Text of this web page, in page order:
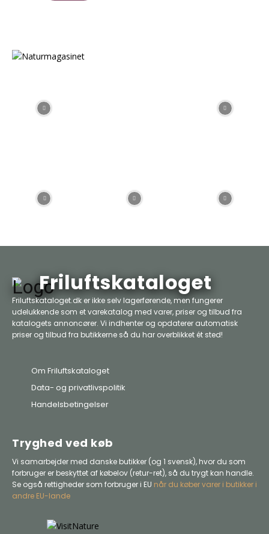
Friluftskataloget
Friluftskataloget.dk er ikke selv lagerførende, men fungerer
udelukkende som et varekatalog med varer, priser og tilbud fra
katalogets annoncører. Vi indhenter og opdaterer automatisk
priser og tilbud fra butikkerne så du har overblikket ét sted!
Om Friluftskataloget
Data- og privatlivspolitik
Handelsbetingelser
Tryghed ved køb
Vi samarbejder med danske butikker (og 1 svensk), hvor du som
forbruger er beskyttet af købelov (retur-ret), så du trygt kan handle.
Se også rettigheder som forbruger i EU når du køber varer i butikker i
andre EU-lande